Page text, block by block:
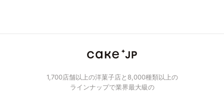
1,700店舗以上の洋菓子店と8,000種類以上の
ラインナップで業界最大級の